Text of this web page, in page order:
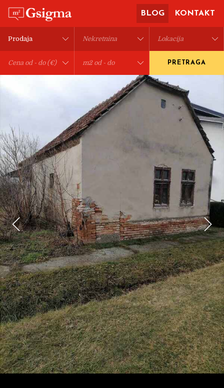
BLOG KONTAKT
PRETRAGA